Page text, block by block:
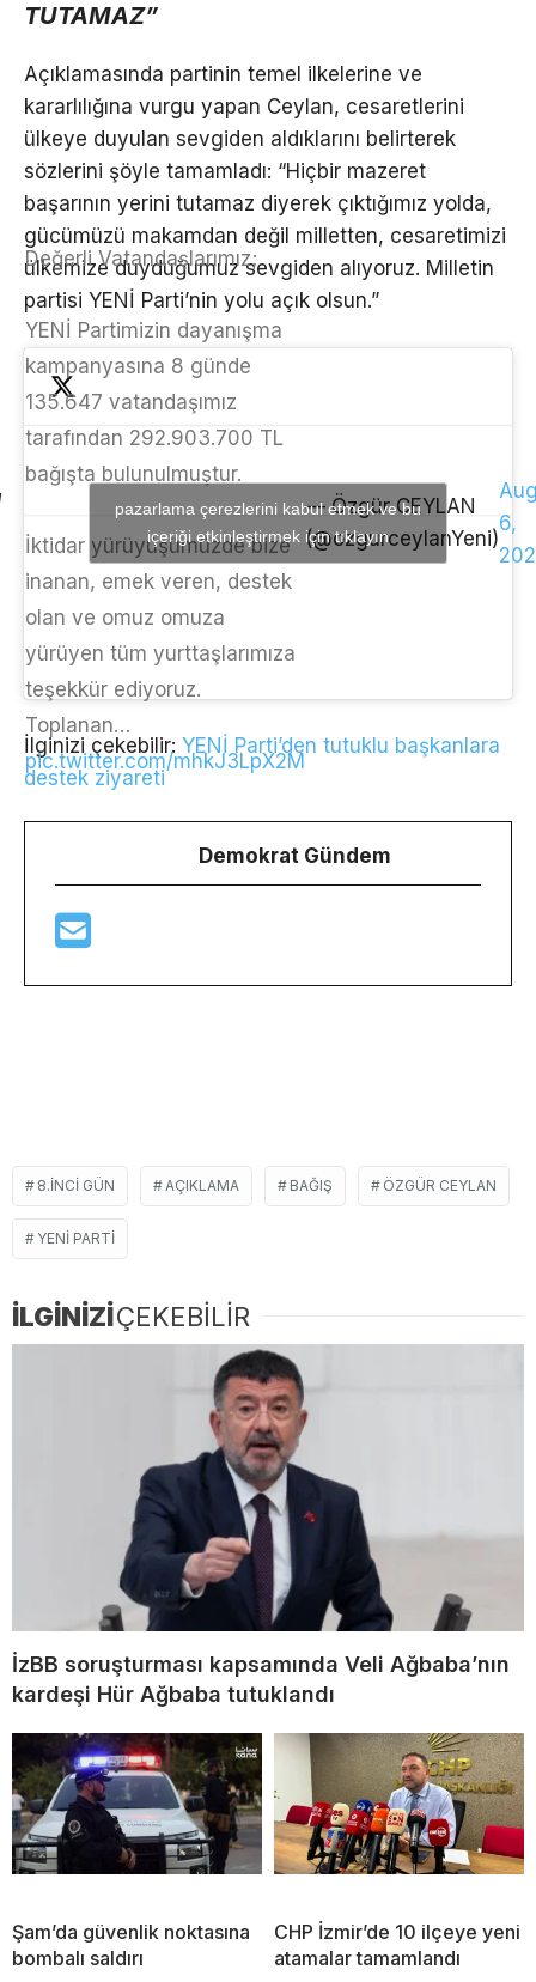
TUTAMAZ”
Açıklamasında partinin temel ilkelerine ve
kararlılığına vurgu yapan Ceylan, cesaretlerini
ülkeye duyulan sevgiden aldıklarını belirterek
sözlerini şöyle tamamladı: “Hiçbir mazeret
başarının yerini tutamaz diyerek çıktığımız yolda,
gücümüzü makamdan değil milletten, cesaretimizi
ülkemize duyduğumuz sevgiden alıyoruz. Milletin
partisi YENİ Parti’nin yolu açık olsun.”
Değerli Vatandaşlarımız;
YENİ Partimizin dayanışma
kampanyasına 8 günde
135.647 vatandaşımız
tarafından 292.903.700 TL
bağışta bulunulmuştur.
İktidar yürüyüşümüzde bize
inanan, emek veren, destek
olan ve omuz omuza
yürüyen tüm yurttaşlarımıza
teşekkür ediyoruz.
Toplanan…
pic.twitter.com/mhkJ3LpX2M
— Özgür CEYLAN
(@ozgurceylanYeni)
6,
pazarlama çerezlerini kabul etmek ve bu
içeriği etkinleştirmek için tıklayın
İlginizi çekebilir: YENİ Parti’den tutuklu başkanlara
destek ziyareti
Demokrat Gündem
8.INCI GÜN AÇIKLAMA BAĞIŞ ÖZGÜR CEYLAN
YENI PARTI
İLGİNİZİÇEKEBİLİR
İzBB soruşturması kapsamında Veli Ağbaba’nın
kardeşi Hür Ağbaba tutuklandı
Şam’da güvenlik noktasına
bombalı saldırı
CHP İzmir’de 10 ilçeye yeni
atamalar tamamlandı